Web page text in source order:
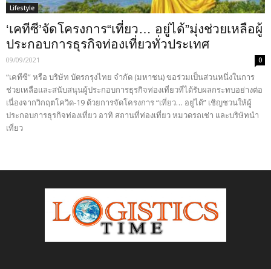
Lifestyle
‘เคทีซี’จัดโครงการ“เที่ยว… อยู่ได้”มุ่งช่วยเหลือผู้
ประกอบการธุรกิจท่องเที่ยวทั่วประเทศ
09/09/2021 0
“เคทีซี” หรือ บริษัท บัตรกรุงไทย จำกัด (มหาชน) ขอร่วมเป็นส่วนหนึ่งในการ
ช่วยเหลือและสนับสนุนผู้ประกอบการธุรกิจท่องเที่ยวที่ได้รับผลกระทบอย่างต่อ
เนื่องจากวิกฤตโควิด-19 ด้วยการจัดโครงการ “เที่ยว… อยู่ได้” เชิญชวนให้ผู้
ประกอบการธุรกิจท่องเที่ยว อาทิ สถานที่ท่องเที่ยว หมวดรถเช่า และบริษัทนำ
เที่ยว